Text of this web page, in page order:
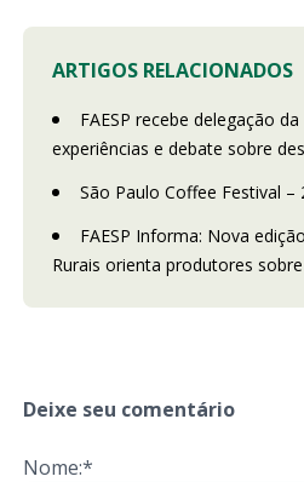
ARTIGOS RELACIONADOS
FAESP recebe delegação
experiências e debate sobre
São Paulo Coffee Festival –
FAESP Informa: Nova
Rurais orienta produtores
Deixe seu comentário
Nome:*